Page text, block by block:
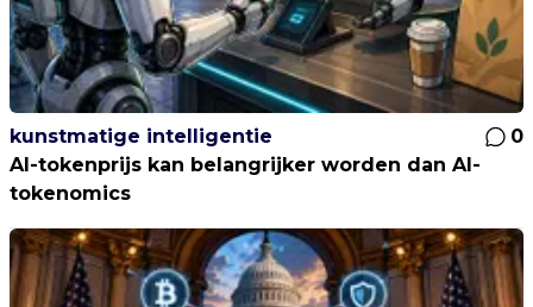
kunstmatige intelligentie
0
AI-tokenprijs kan belangrijker worden dan AI-
tokenomics